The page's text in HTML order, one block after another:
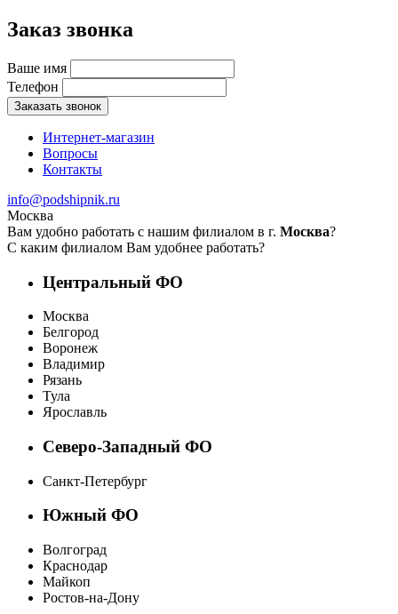
Заказ звонка
Ваше имя
Телефон
Заказать звонок
Интернет-магазин
Вопросы
Контакты
info@podshipnik.ru
Москва
Вам удобно работать с нашим филиалом в г. Москва?
С каким филиалом Вам удобнее работать?
Центральный ФО
Москва
Белгород
Воронеж
Владимир
Рязань
Тула
Ярославль
Северо-Западный ФО
Санкт-Петербург
Южный ФО
Волгоград
Краснодар
Майкоп
Ростов-на-Дону